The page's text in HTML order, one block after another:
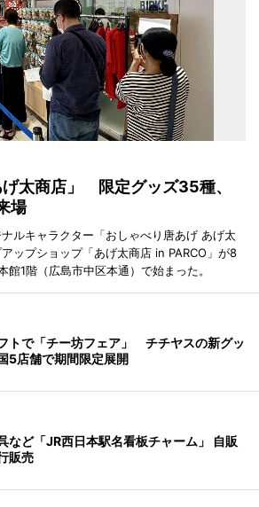
太商店」 限定グッズ35種、
場
ルキャラクター「おしゃべり唐あげ あげ太
ップショップ「あげ太商店 in PARCO」が8
館1階（広島市中区本通）で始まった。
トで「チー坊フェア」 チチヤスの新グッ
5店舗で期間限定展開
など「JR西日本駅名看板チャーム」 自販
販売